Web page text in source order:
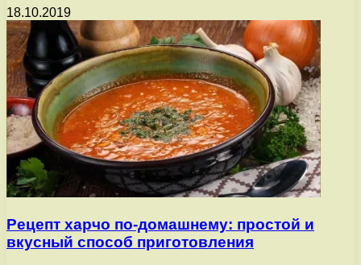
18.10.2019
Рецепт харчо по-домашнему: простой и
вкусный способ приготовления